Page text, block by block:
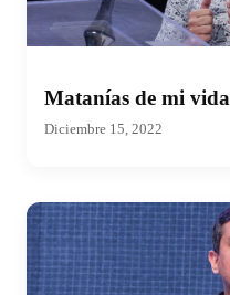
Matanías de mi vida
Diciembre 15, 2022